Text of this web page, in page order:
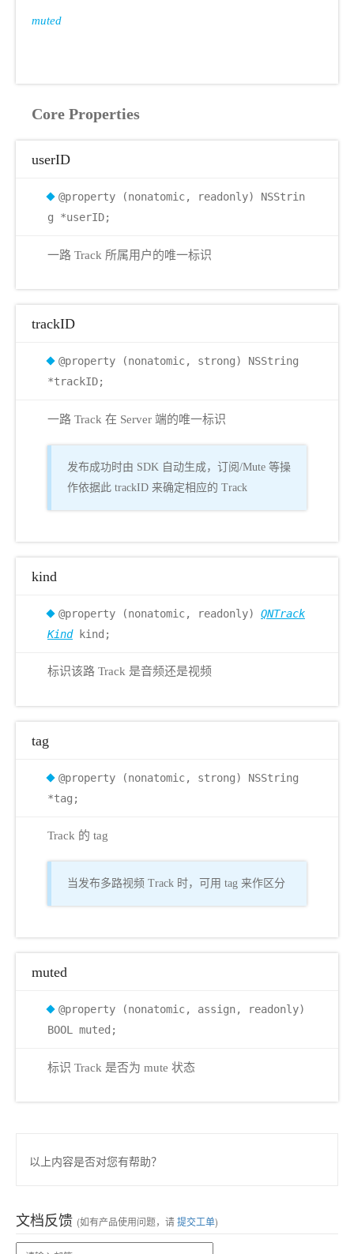
muted
Core Properties
userID
@property (nonatomic, readonly) NSStrin
g *userID;
一路 Track 所属用户的唯一标识
trackID
@property (nonatomic, strong) NSString
*trackID;
一路 Track 在 Server 端的唯一标识
发布成功时由 SDK 自动生成，订阅/Mute 等操
作依据此 trackID 来确定相应的 Track
kind
@property (nonatomic, readonly) QNTrack
Kindkind;
标识该路 Track 是音频还是视频
tag
@property (nonatomic, strong) NSString
*tag;
Track 的 tag
当发布多路视频 Track 时，可用 tag 来作区分
muted
@property (nonatomic, assign, readonly)
BOOL muted;
标识 Track 是否为 mute 状态
以上内容是否对您有帮助？
文档反馈 (如有产品使用问题，请提交工单)